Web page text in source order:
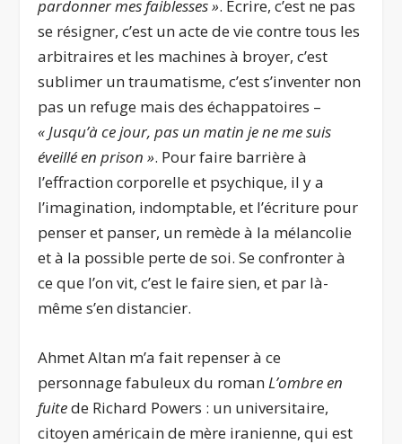
pardonner mes faiblesses ». Écrire, c’est ne pas
se résigner, c’est un acte de vie contre tous les
arbitraires et les machines à broyer, c’est
sublimer un traumatisme, c’est s’inventer non
pas un refuge mais des échappatoires –
« Jusqu’à ce jour, pas un matin je ne mesuis
éveillé en prison ». Pour faire barrière à
l’effraction corporelle et psychique, il y a
l’imagination, indomptable, et l’écriture pour
penser et panser, un remède à la mélancolie
et à la possible perte de soi. Se confronter à
ce que l’on vit, c’est le faire sien, et par là-
même s’en distancier.
Ahmet Altan m’a fait repenser à ce
personnage fabuleux du romanL’ombre en
fuitede Richard Powers : un universitaire,
citoyen américain de mère iranienne, qui est